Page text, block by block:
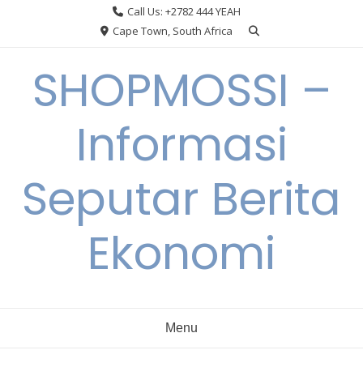
Call Us: +2782 444 YEAH
Cape Town, South Africa
SHOPMOSSI –
Informasi
Seputar Berita
Ekonomi
Menu